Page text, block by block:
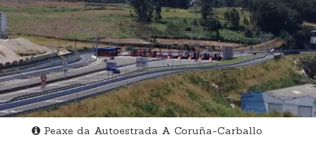
Peaxe da Autoestrada A Coruña-Carballo